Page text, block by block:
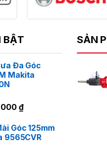
BẬT
Đa Góc
Makita
₫
Góc 125mm
9565CVR
SẢN